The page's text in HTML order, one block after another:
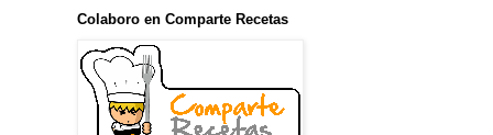
Colaboro en Comparte Recetas